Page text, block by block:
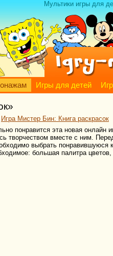
Мультики игры для
Игры для детей
Игра Мистер Бин: Книга раскрасок
понравится эта новая онлайн
творчеством вместе с ним.
выбрать понравившуюся
большая палитра